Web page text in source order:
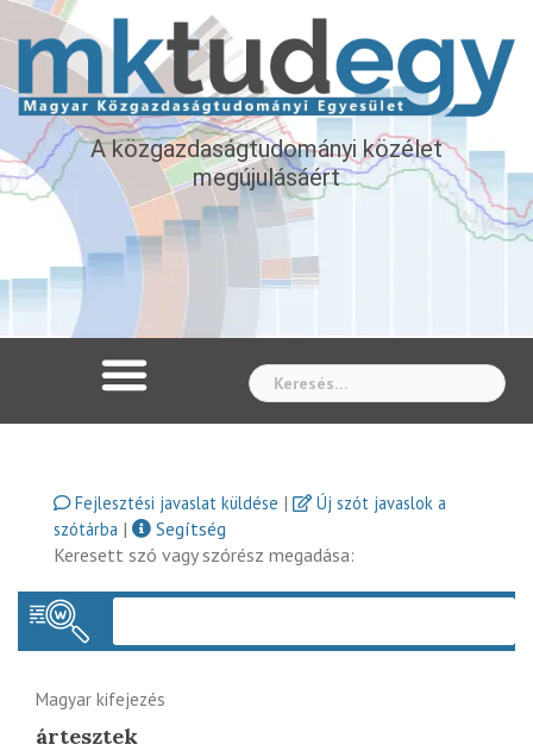
A közgazdaságtudományi közélet
megújulásáért
Fejlesztési javaslat küldése |
Új szót javaslok a
szótárba |
Segítség
Keresett szó vagy szórész megadása:
Magyar kifejezés
ártesztek